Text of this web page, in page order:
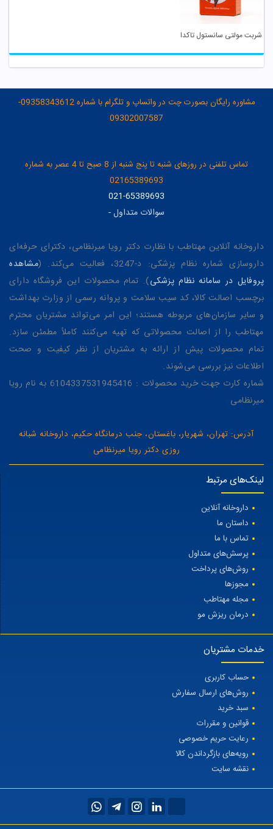
شربت مولتی سانستول تاکدا
مشاوره رایگان بصورت چت در واتساپ و تلگرام با شماره 09358343612-
09302007587
تماس تلفنی در روزهای شنبه تا پنج شنبه از 8 صبح تا 4 عصر به شماره
02165389693
021-65389693
سوالات متداول-
داروخانه آنلاین مهتاطب با نظارت دکتر رویا میرنظامی، دکترای حرفه‌ای
داروسازی شماره نظام پزشکی: د-3247، فعالیت می‌کند. (
مشاهده
پروفایل در سامانه نظام پزشکی). تمام محصولات این فروشگاه دارای
برچسب اصالت کالا، کد سیب سلامت و پروانه رسمی از وزارت بهداشت
و سایر سازمان‌های مربوطه هستند؛ این امر می‌تواند مشتریان محترم
مهتاطب را از اصالت محصولاتی که تهیه می‌کنند کاملاً مطمئن سازد.
تمام محصولات پیش از ارائه به مشتریان از نظر کیفیت و صحت
اطلاعات نیز بررسی می‌شوند.
شماره کارت جهت خرید محصولات : 6104337531945416 به نام رویا
میرنظامی
آدرس: تهران، شهریار، باغستان، جنب درمانگاه حکیم، داروخانه شبانه
روزی دکتر رویا میرنظامی
لینک‌های مرتبط
داروخانه آنلاین
داستان ما
تماس با ما
پرسش‌های متداول
روش‌های پرداخت
مجوزها
مجله مهتاطب
درمان ریزش مو
خدمات مشتریان
حساب کاربری
روش‌های ارسال سفارش
سبد خرید
قوانین و مقررات
رعایت حریم خصوصی
رویه‌های بازگرداندن کالا
نقشه سایت